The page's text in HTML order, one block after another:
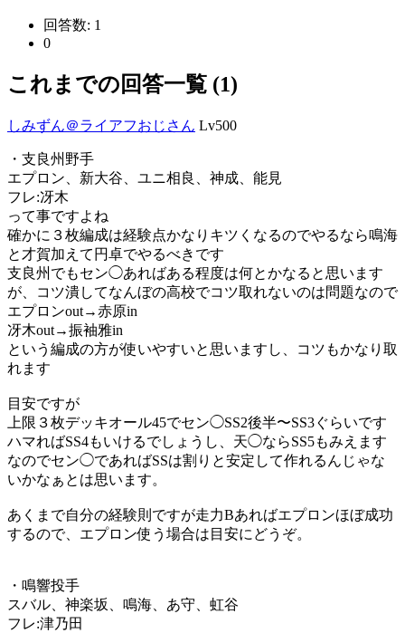
回答数: 1
0
これまでの回答一覧 (1)
しみずん＠ライアフおじさん Lv500
・支良州野手
エプロン、新大谷、ユニ相良、神成、能見
フレ:冴木
って事ですよね
確かに３枚編成は経験点かなりキツくなるのでやるなら鳴海
と才賀加えて円卓でやるべきです
支良州でもセン◯あればある程度は何とかなると思います
が、コツ潰してなんぼの高校でコツ取れないのは問題なので
エプロンout→赤原in
冴木out→振袖雅in
という編成の方が使いやすいと思いますし、コツもかなり取
れます
目安ですが
上限３枚デッキオール45でセン◯SS2後半〜SS3ぐらいです
ハマればSS4もいけるでしょうし、天◯ならSS5もみえます
なのでセン◯であればSSは割りと安定して作れるんじゃな
いかなぁとは思います。
あくまで自分の経験則ですが走力Bあればエプロンほぼ成功
するので、エプロン使う場合は目安にどうぞ。
・鳴響投手
スバル、神楽坂、鳴海、あ守、虹谷
フレ:津乃田